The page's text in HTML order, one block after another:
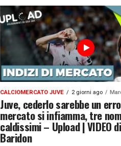
CALCIOMERCATO JUVE 2 giorni ago
Juve, cederlo sarebbe un
mercato si infiamma, tre
caldissimi – Upload | VIDEO
Baridon